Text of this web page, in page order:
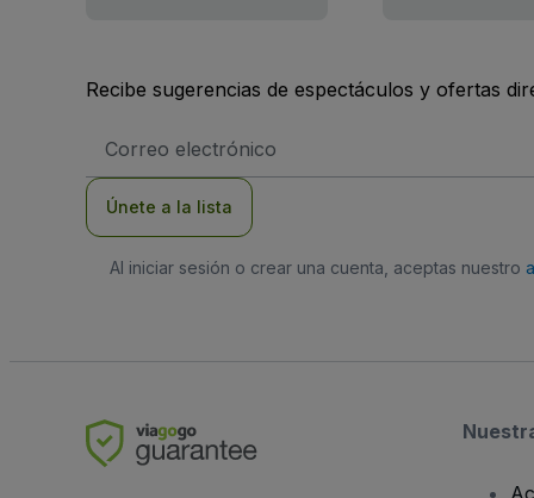
Recibe sugerencias de espectáculos y ofertas
de
Únete a la lista
Al iniciar sesión o crear una cuenta, aceptas nuestro